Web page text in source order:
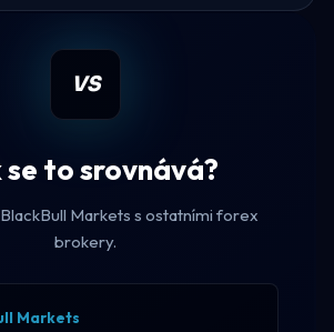
VS
se to srovnává?
Markets s ostatními forex
brokery.
Markets